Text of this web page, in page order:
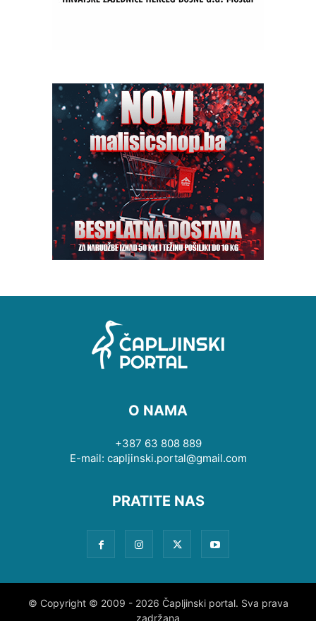
O NAMA
+387 63 808 889
E-mail: capljinski.portal@gmail.com
PRATITE NAS
© Copyright © 2009 - 2026 Čapljinski portal. Sva prava
zadržana